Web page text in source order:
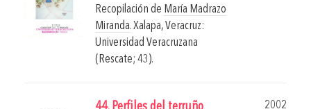
Recopilación de María Madrazo
Miranda.Xalapa, Veracruz:
Universidad Veracruzana
(Rescate; 43).
2002